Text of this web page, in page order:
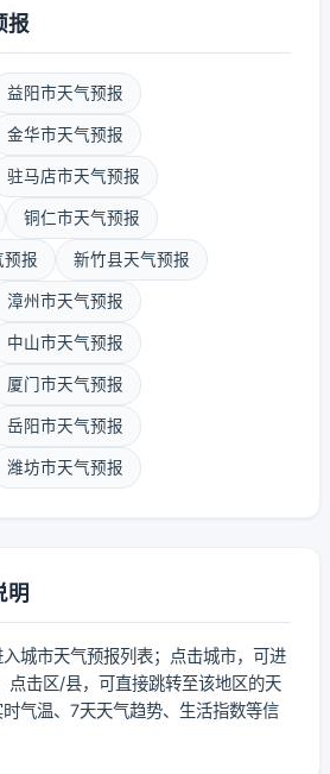
报
益阳市天气预报
金华市天气预报
驻马店市天气预报
铜仁市天气预报
预报 新竹县天气预报
漳州市天气预报
中山市天气预报
厦门市天气预报
岳阳市天气预报
潍坊市天气预报
明
城市天气预报列表；点击城市，可进
点击区/县，可直接跳转至该地区的天
气温、7天天气趋势、生活指数等信